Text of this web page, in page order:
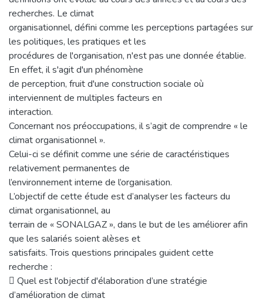
recherches. Le climat
organisationnel, défini comme les perceptions partagées sur
les politiques, les pratiques et les
procédures de l'organisation, n'est pas une donnée établie.
En effet, il s'agit d'un phénomène
de perception, fruit d'une construction sociale où
interviennent de multiples facteurs en
interaction.
Concernant nos préoccupations, il s’agit de comprendre « le
climat organisationnel ».
Celui-ci se définit comme une série de caractéristiques
relativement permanentes de
l’environnement interne de l’organisation.
L’objectif de cette étude est d’analyser les facteurs du
climat organisationnel, au
terrain de « SONALGAZ », dans le but de les améliorer afin
que les salariés soient alèses et
satisfaits. Trois questions principales guident cette
recherche :
 Quel est l'objectif d'élaboration d’une stratégie
d’amélioration de climat